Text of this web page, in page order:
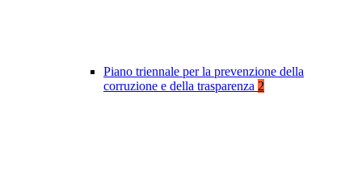
Piano triennale per la prevenzione della
corruzione e della trasparenza 2